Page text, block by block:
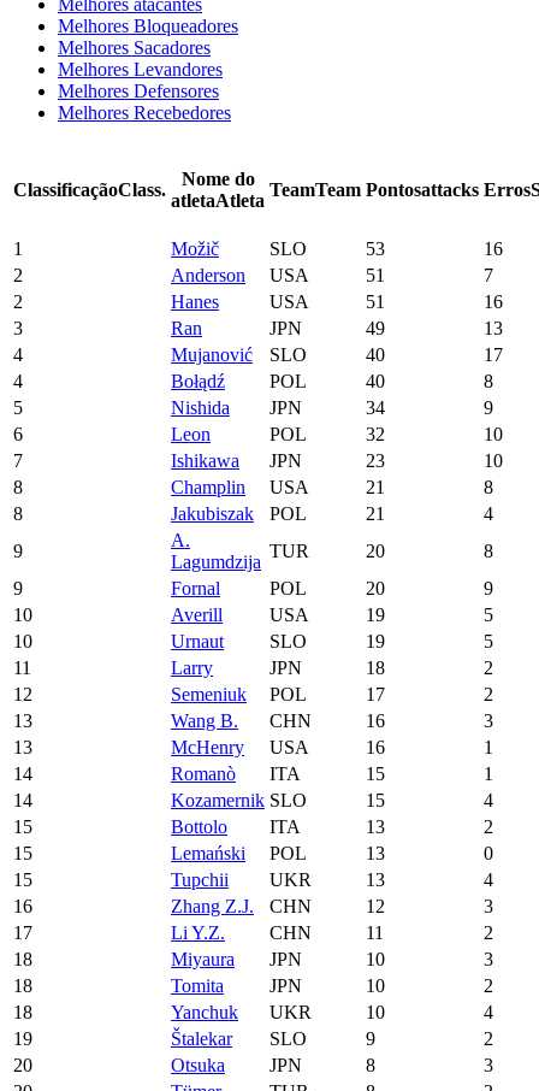
Melhores Bloqueadores
Melhores Sacadores
Melhores Levandores
Melhores Defensores
Melhores Recebedores
ClassificaçãoClass.
Nome do
atletaAtleta
TeamTeam Pontosattacks Erros
1 Možič SLO 53
16
2
Anderson USA 51
7
2
Hanes USA 51
16
3
Ran JPN 49
13
4
Mujanović SLO 40
17
4
Bołądź POL 40
8
5
Nishida JPN 34
9
6
Leon POL 32
10
7
Ishikawa JPN 23
10
8
Champlin USA 21
8
8
Jakubiszak POL 21
4
9
A.
Lagumdzija
TUR 20
8
9
Fornal POL 20
9
10
Averill USA 19
5
10
Urnaut SLO 19
5
11
Larry JPN 18
2
12
Semeniuk POL 17
2
13
Wang B. CHN 16
3
13
McHenry USA 16
1
14
Romanò ITA 15
1
14
Kozamernik SLO 15
4
15
Bottolo ITA 13
2
15
Lemański POL 13
0
15
Tupchii UKR 13
4
16
Zhang Z.J. CHN 12
3
17
Li Y.Z. CHN 11
2
18
Miyaura JPN 10
3
18
Tomita JPN 10
2
18
Yanchuk UKR 10
4
19
Štalekar SLO 9
2
20
Otsuka JPN 8
3